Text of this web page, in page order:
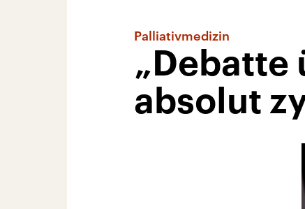
Palliativmedizin
„Debatte
absolut